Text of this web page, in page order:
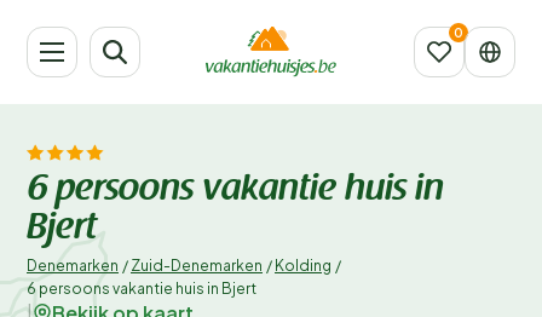
6 persoons vakantie huis in
Bjert
Denemarken / Zuid-Denemarken / Kolding /
6 persoons vakantie huis in Bjert